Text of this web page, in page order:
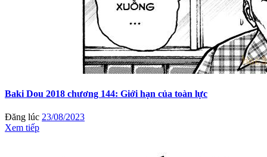
Baki Dou 2018 chương 144: Giới hạn của toàn lực
Đăng lúc 23/08/2023
Xem tiếp